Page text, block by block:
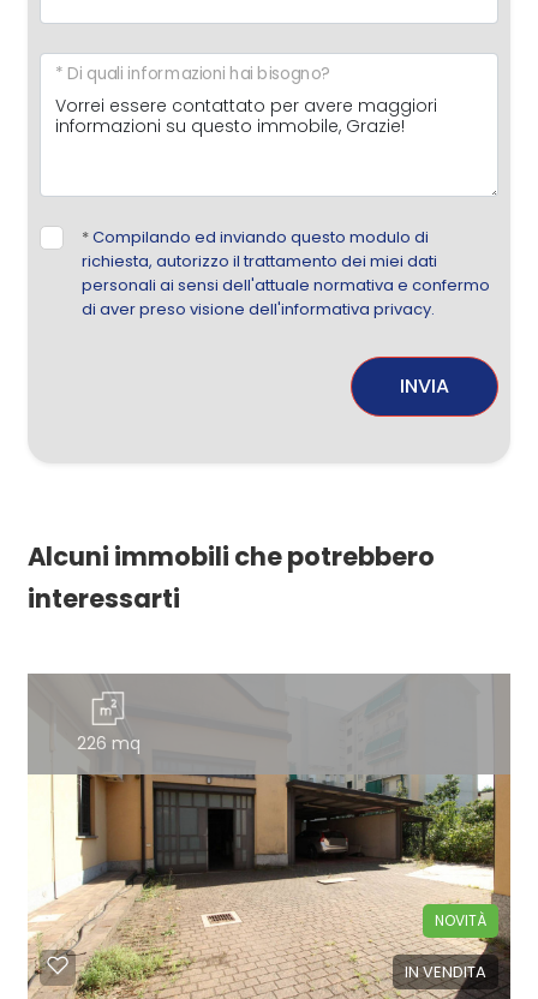
* Di quali informazioni hai bisogno?
*Compilando ed inviando questo modulo di
richiesta, autorizzo il trattamento dei miei dati
personali ai sensi dell'attuale normativa e confermo
di aver preso visione dell'informativa privacy.
INVIA
Alcuni immobili che potrebbero
interessarti
226 mq
IN VENDITA
NOVITÀ